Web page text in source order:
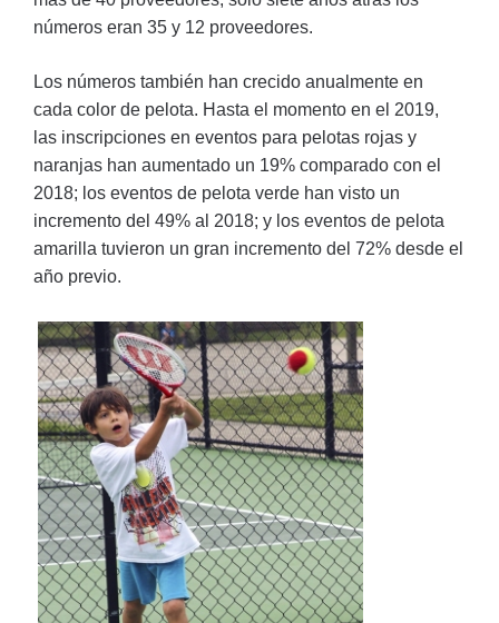
números eran 35 y 12 proveedores.
Los números también han crecido anualmente en
cada color de pelota. Hasta el momento en el 2019,
las inscripciones en eventos para pelotas rojas y
naranjas han aumentado un 19% comparado con el
2018; los eventos de pelota verde han visto un
incremento del 49% al 2018; y los eventos de pelota
amarilla tuvieron un gran incremento del 72% desde el
año previo.